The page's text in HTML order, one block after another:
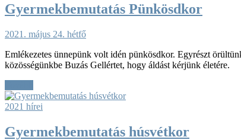
Gyermekbemutatás Pünkösdkor
2021. május 24. hétfő
Emlékezetes ünnepünk volt idén pünkösdkor. Egyrészt
közösségünkbe Buzás Gellértet, hogy áldást kérjünk életére.
2021 hírei
Gyermekbemutatás húsvétkor